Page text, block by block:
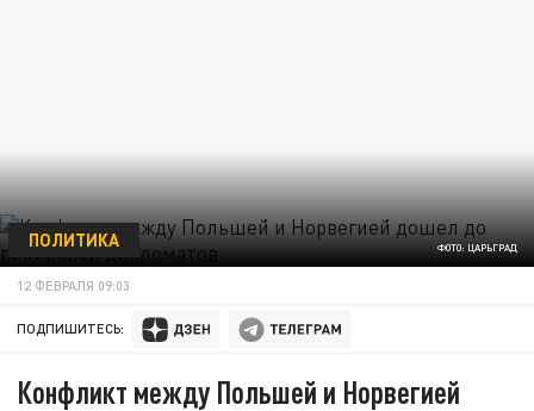
ФОТО: ЦАРЬГРАД
ПОЛИТИКА
12 ФЕВРАЛЯ 09:03
ПОДПИШИТЕСЬ:
Конфликт между Польшей и Норвегией